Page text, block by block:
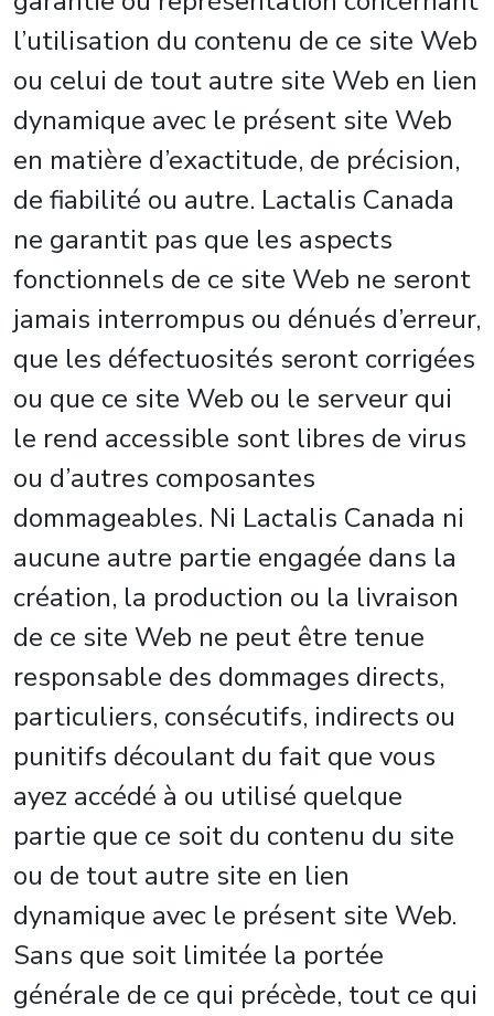
l’utilisation du contenu de ce site Web
ou celui de tout autre site Web en lien
dynamique avec le présent site Web
en matière d’exactitude, de précision,
de fiabilité ou autre. Lactalis Canada
ne garantit pas que les aspects
fonctionnels de ce site Web ne seront
jamais interrompus ou dénués d’erreur,
que les défectuosités seront corrigées
ou que ce site Web ou le serveur qui
le rend accessible sont libres de virus
ou d’autres composantes
dommageables. Ni Lactalis Canada ni
aucune autre partie engagée dans la
création, la production ou la livraison
de ce site Web ne peut être tenue
responsable des dommages directs,
particuliers, consécutifs, indirects ou
punitifs découlant du fait que vous
ayez accédé à ou utilisé quelque
partie que ce soit du contenu du site
ou de tout autre site en lien
dynamique avec le présent site Web.
Sans que soit limitée la portée
générale de ce qui précède, tout ce qui